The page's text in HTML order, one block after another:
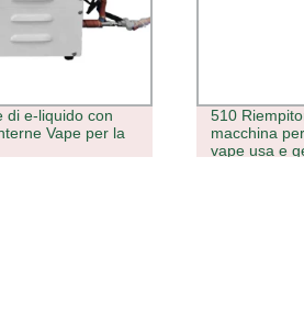
di e-liquido con
Vape per la
510
macchina
vape usa e